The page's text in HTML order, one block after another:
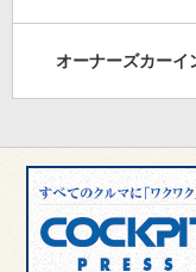
オーナーズカーイ